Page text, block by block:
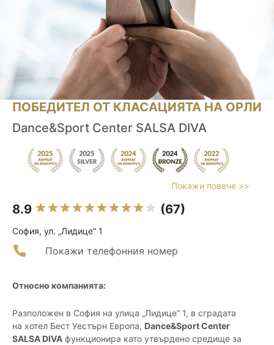
ПОБЕДИТЕЛ ОТ КЛАСАЦИЯТА НА ОРЛИ
Dance&Sport Center SALSA DIVA
Покажи повече >>
8.9 (67)
София, ул. „Лидице“ 1
Покажи телефонния номер
Относно компанията:
Разположен в София на улица „Лидице“ 1, в сградата
на хотел Бест Уестърн Европа, Dance&Sport Center
SALSA DIVA функционира като утвърдено средище за